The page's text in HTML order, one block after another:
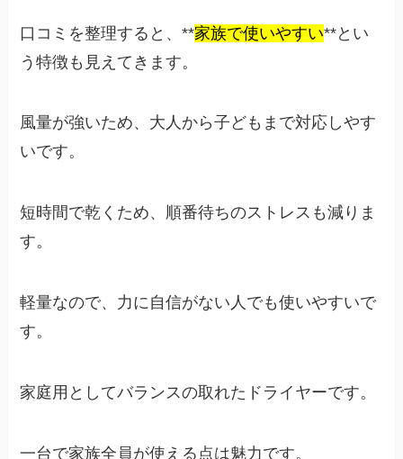
口コミを整理すると、**家族で使いやすい**とい
う特徴も見えてきます。
風量が強いため、大人から子どもまで対応しやす
いです。
短時間で乾くため、順番待ちのストレスも減りま
す。
軽量なので、力に自信がない人でも使いやすいで
す。
家庭用としてバランスの取れたドライヤーです。
一台で家族全員が使える点は魅力です。